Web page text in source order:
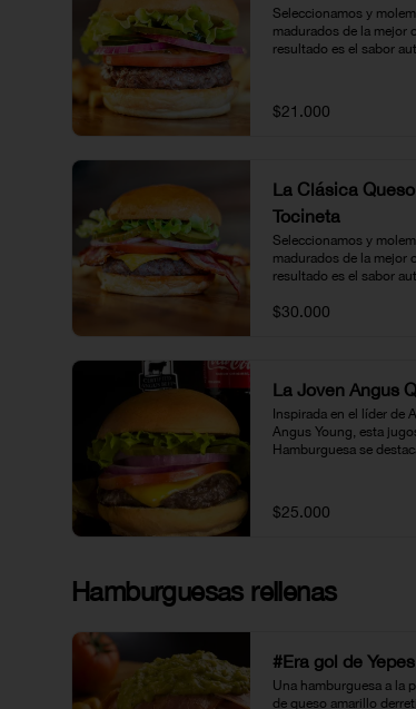
Seleccionamos y
madurados de la mejor
resultado es el sabor
término que usted elija.
quiera.
$21.000
La Clásica
Tocineta
Seleccionamos y
madurados de la mejor
resultado es el sabor
casero de nuestras
las cuales preparamos
término que usted elija.
$30.000
La Joven Angus
Inspirada en el líder de
Angus Young, esta
Hamburguesa se
$25.000
Hamburguesas rellenas
#Era gol de Yepes
Una hamburguesa a la
de queso amarillo